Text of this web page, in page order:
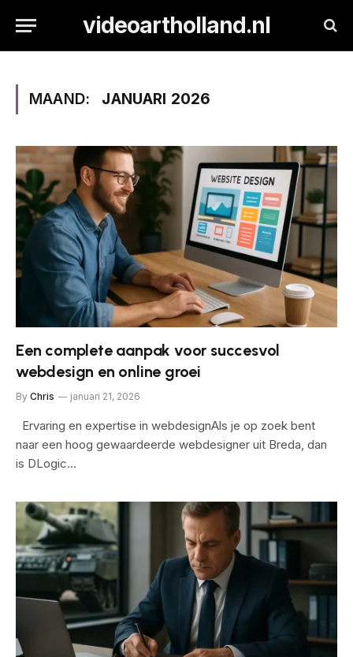
videoartholland.nl
MAAND: JANUARI 2026
Een complete aanpak voor succesvol
webdesign en online groei
By Chris januari 21, 2026
Ervaring en expertise in webdesignAls je op zoek bent
naar een hoog gewaardeerde webdesigner uit Breda, dan
is DLogic…